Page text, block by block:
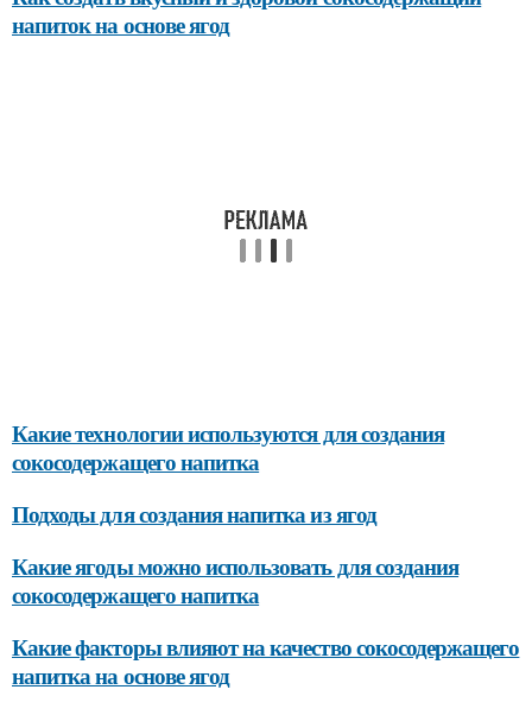
напиток на основе ягод
Какие технологии используются для создания
сокосодержащего напитка
Подходы для создания напитка из ягод
Какие ягоды можно использовать для создания
сокосодержащего напитка
Какие факторы влияют на качество сокосодержащего
напитка на основе ягод